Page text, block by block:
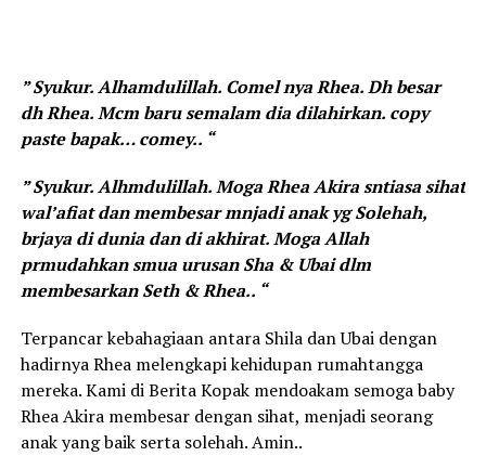
” Syukur. Alhamdulillah. Comel nya Rhea. Dh besar
dh Rhea. Mcm baru semalam dia dilahirkan. copy
paste bapak… comey.. “
” Syukur. Alhmdulillah. Moga Rhea Akira sntiasa sihat
wal’afiat dan membesar mnjadi anak yg Solehah,
brjaya di dunia dan di akhirat. Moga Allah
prmudahkan smua urusan Sha & Ubai dlm
membesarkan Seth & Rhea.. “
Terpancar kebahagiaan antara Shila dan Ubai dengan
hadirnya Rhea melengkapi kehidupan rumahtangga
mereka. Kami di Berita Kopak mendoakam semoga baby
Rhea Akira membesar dengan sihat, menjadi seorang
anak yang baik serta solehah. Amin..